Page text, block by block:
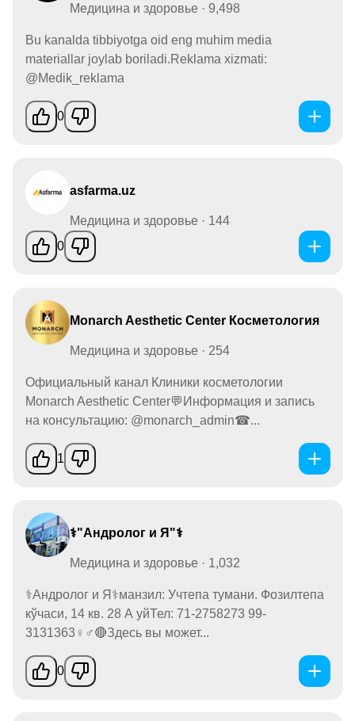
Медицина и здоровье · 9,498
Bu kanalda tibbiyotga oid eng muhim media
materiallar joylab boriladi.Reklama xizmati:
@Medik_reklama
0
asfarma.uz
Медицина и здоровье · 144
0
Monarch Aesthetic Center Косметология
Медицина и здоровье · 254
Официальный канал Клиники косметологии
Monarch Aesthetic Center💬Информация и запись
на консультацию: @monarch_admin☎...
1
⚕️"Андролог и Я"⚕️
Медицина и здоровье · 1,032
⚕️Андролог и Я⚕️манзил: Учтепа тумани. Фозилтепа
кўчаси, 14 кв. 28 А уйТел: 71-2758273 99-
3131363♀️♂️🔴Здесь вы может...
0